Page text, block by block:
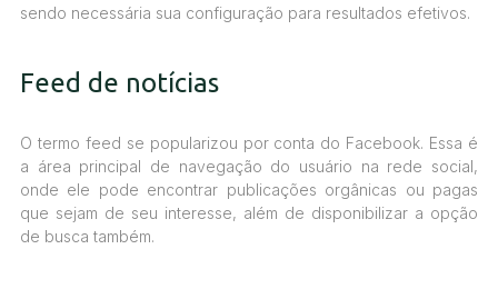
sendo necessária sua configuração para resultados efetivos.
Feed de notícias
O termo feed se popularizou por conta do Facebook. Essa é
a área principal de navegação do usuário na rede social,
onde ele pode encontrar publicações orgânicas ou pagas
que sejam de seu interesse, além de disponibilizar a opção
de busca também.